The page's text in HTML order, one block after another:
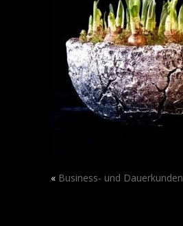
« Business- und Dauerkunden